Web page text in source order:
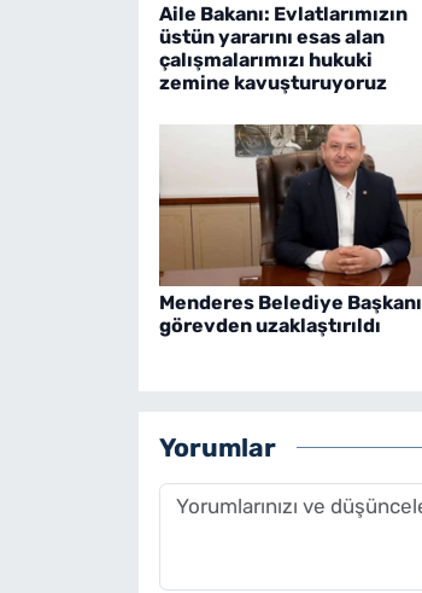
Aile Bakanı: Evlatlarımızın
üstün yararını esas alan
çalışmalarımızı hukuki
zemine kavuşturuyoruz
Menderes Belediye Başkanı
görevden uzaklaştırıldı
Yorumlar